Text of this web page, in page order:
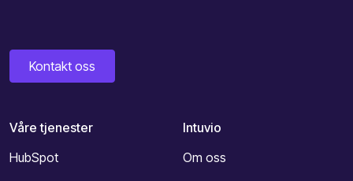
Kontakt oss
Våre tjenester
HubSpot
Intuvio
Om oss